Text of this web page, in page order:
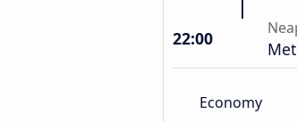
22:00
Economy